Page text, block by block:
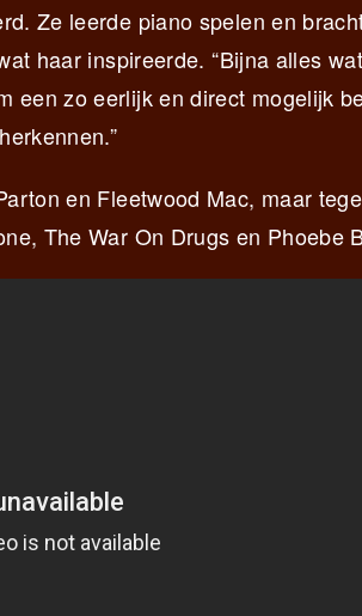
Ze leerde piano spelen en
haar inspireerde. “Bijna alles
een ​​zo eerlijk en direct mogelijk
en Fleetwood Mac, maar
The War On Drugs en Phoebe